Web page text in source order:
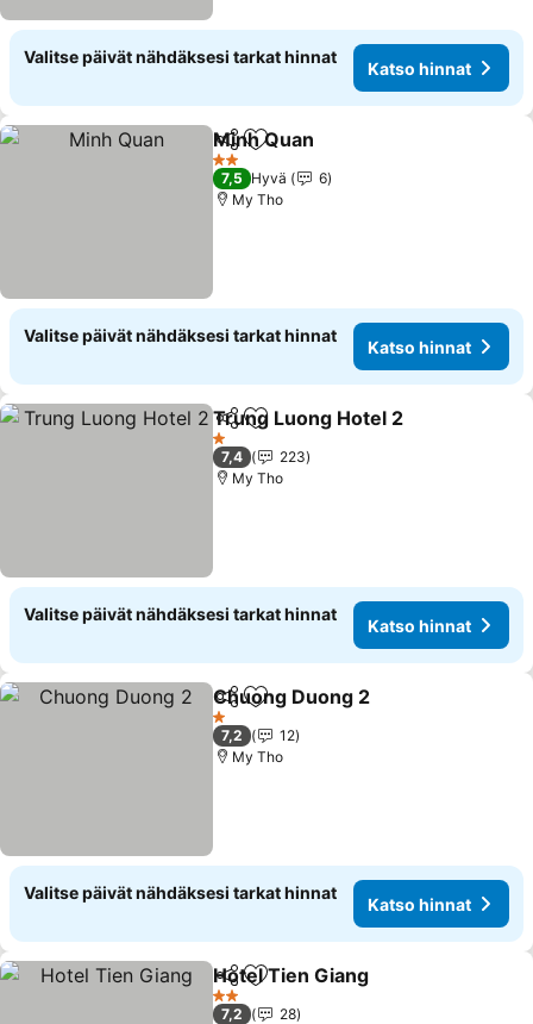
Valitse päivät nähdäksesi tarkat hinnat
Katso hinnat
Jaa Lisää suosikkeihin
Minh Quan
2 Tähtiluokitus
7,5 Hyvä
6
My Tho
Valitse päivät nähdäksesi tarkat hinnat
Katso hinnat
Jaa Lisää suosikkeihin
Trung Luong Hotel 2
1 Tähtiluokitus
7,4
223
My Tho
Valitse päivät nähdäksesi tarkat hinnat
Katso hinnat
Jaa Lisää suosikkeihin
Chuong Duong 2
1 Tähtiluokitus
7,2
12
My Tho
Valitse päivät nähdäksesi tarkat hinnat
Katso hinnat
Jaa Lisää suosikkeihin
Hotel Tien Giang
2 Tähtiluokitus
7,2
28